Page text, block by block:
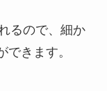
るので、細か
きます。